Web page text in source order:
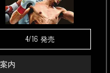
4/16 発売
内